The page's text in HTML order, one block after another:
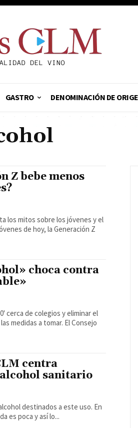
GASTRO DENOMINACIÓN DE
Z bebe menos
los mitos sobre los jóvenes y el
choca contra
cerca de colegios y eliminar el
a tomar. El Consejo
centra
sanitario
destinados a este uso. En
es poca y así lo...